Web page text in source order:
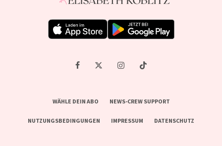
WÄHLE DEIN ABO NEWS-CREW SUPPORT
NUTZUNGSBEDINGUNGEN IMPRESSUM DATENSCHUTZ